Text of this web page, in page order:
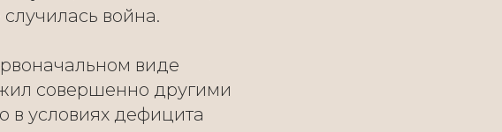
война.
виде
совершенно другими
условиях дефицита